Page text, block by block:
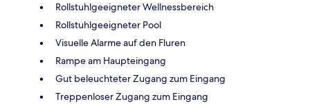
Rollstuhlgeeigneter Wellnessbereich
Rollstuhlgeeigneter Pool
Visuelle Alarme auf den Fluren
Rampe am Haupteingang
Gut beleuchteter Zugang zum Eingang
Treppenloser Zugang zum Eingang